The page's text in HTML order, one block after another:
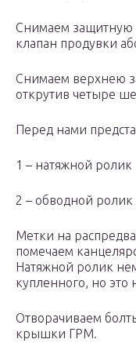
Снимаем защитную
клапан продувки
Снимаем верхнею
открутив четыре
Перед нами
1 – натяжной ролик
2 – обводной ролик
Метки на
помечаем
Натяжной ролик
купленного, но
Отворачиваем
крышки ГРМ.